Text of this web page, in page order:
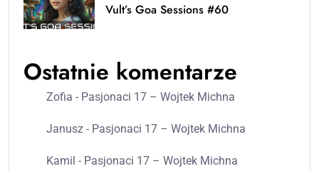
Vult’s Goa Sessions #60
Ostatnie komentarze
Zofia - Pasjonaci 17 – Wojtek Michna
Janusz - Pasjonaci 17 – Wojtek Michna
Kamil - Pasjonaci 17 – Wojtek Michna